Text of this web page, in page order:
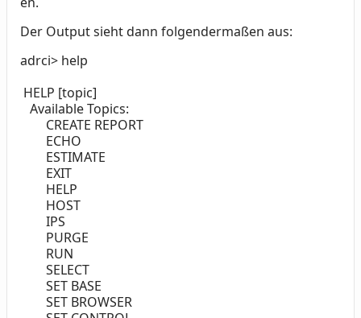
Der Output sieht dann folgendermaßen aus:
adrci> help
HELP [topic]
Available Topics:
CREATE REPORT
ECHO
ESTIMATE
EXIT
HELP
HOST
IPS
PURGE
RUN
SELECT
SET BASE
SET BROWSER